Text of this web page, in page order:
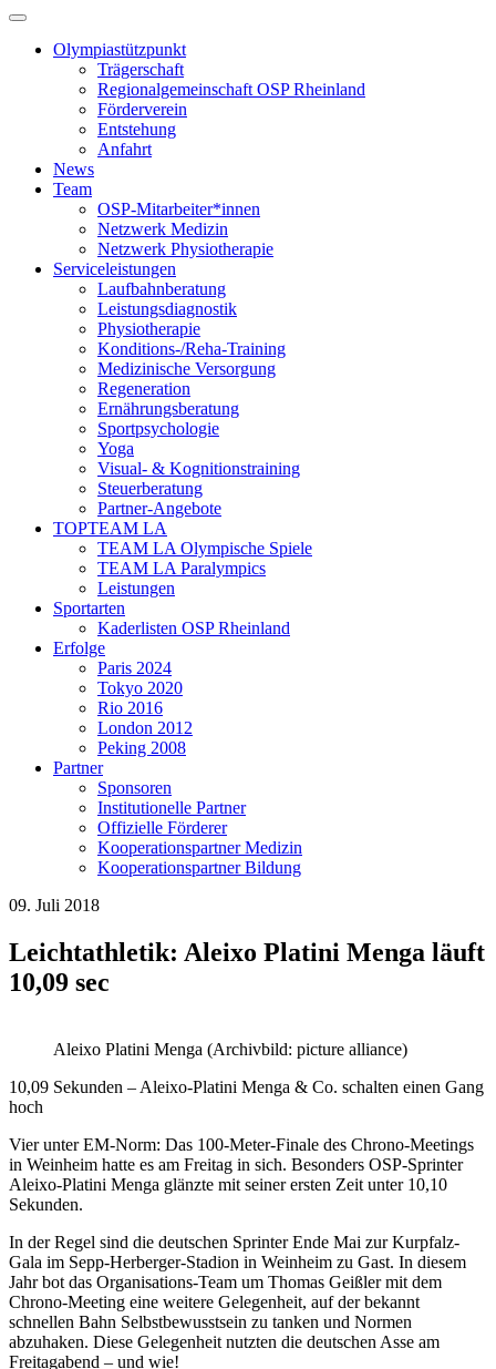
Olympiastützpunkt
Trägerschaft
Regionalgemeinschaft OSP Rheinland
Förderverein
Entstehung
Anfahrt
News
Team
OSP-Mitarbeiter*innen
Netzwerk Medizin
Netzwerk Physiotherapie
Serviceleistungen
Laufbahnberatung
Leistungsdiagnostik
Physiotherapie
Konditions-/Reha-Training
Medizinische Versorgung
Regeneration
Ernährungsberatung
Sportpsychologie
Yoga
Visual- & Kognitionstraining
Steuerberatung
Partner-Angebote
TOPTEAM LA
TEAM LA Olympische Spiele
TEAM LA Paralympics
Leistungen
Sportarten
Kaderlisten OSP Rheinland
Erfolge
Paris 2024
Tokyo 2020
Rio 2016
London 2012
Peking 2008
Partner
Sponsoren
Institutionelle Partner
Offizielle Förderer
Kooperationspartner Medizin
Kooperationspartner Bildung
09. Juli 2018
Leichtathletik: Aleixo Platini Menga läuft
10,09 sec
Aleixo Platini Menga (Archivbild: picture alliance)
10,09 Sekunden – Aleixo-Platini Menga & Co. schalten einen Gang
hoch
Vier unter EM-Norm: Das 100-Meter-Finale des Chrono-Meetings
in Weinheim hatte es am Freitag in sich. Besonders OSP-Sprinter
Aleixo-Platini Menga glänzte mit seiner ersten Zeit unter 10,10
Sekunden.
In der Regel sind die deutschen Sprinter Ende Mai zur Kurpfalz-
Gala im Sepp-Herberger-Stadion in Weinheim zu Gast. In diesem
Jahr bot das Organisations-Team um Thomas Geißler mit dem
Chrono-Meeting eine weitere Gelegenheit, auf der bekannt
schnellen Bahn Selbstbewusstsein zu tanken und Normen
abzuhaken. Diese Gelegenheit nutzten die deutschen Asse am
Freitagabend – und wie!